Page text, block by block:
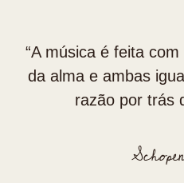
“⁠A música é feita
da alma e ambas
razão por trás